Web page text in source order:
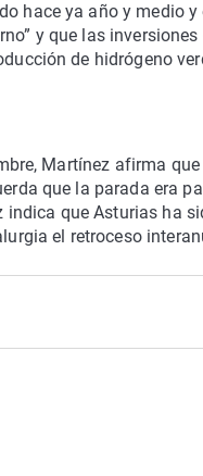
hace ya año y medio
y que las inversiones
de hidrógeno
Martínez afirma
que la parada era
que Asturias ha
el retroceso